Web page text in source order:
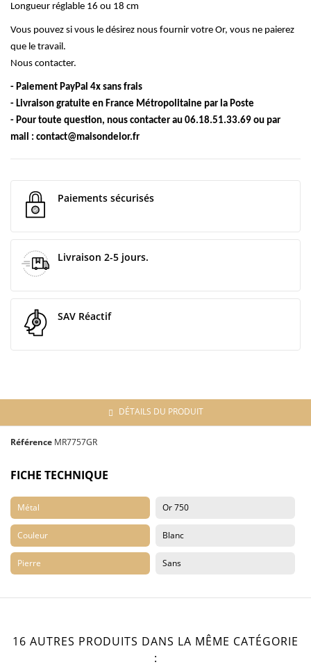
Longueur réglable 16 ou 18 cm
Vous pouvez si vous le désirez nous fournir votre Or, vous ne paierez
que le travail.
Nous contacter.
- Paiement PayPal 4x sans frais
- Livraison gratuite en France Métropolitaine par la Poste
- Pour toute question, nous contacter au 06.18.51.33.69 ou par
mail : contact@maisondelor.fr
Paiements sécurisés
Livraison 2-5 jours.
SAV Réactif
DÉTAILS DU PRODUIT
Référence MR7757GR
FICHE TECHNIQUE
Métal Or 750
Couleur Blanc
Pierre Sans
16 AUTRES PRODUITS DANS LA MÊME CATÉGORIE
: